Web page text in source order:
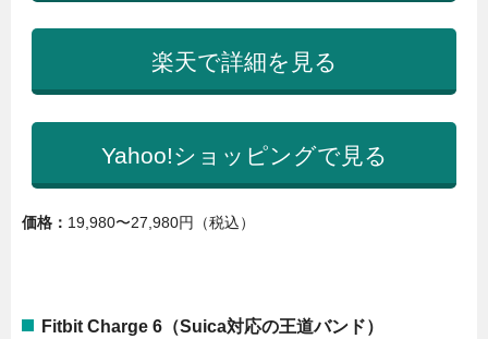
楽天で詳細を見る
Yahoo!ショッピングで見る
価格： 19,980〜27,980円（税込）
Fitbit Charge 6（Suica対応の王道バンド）